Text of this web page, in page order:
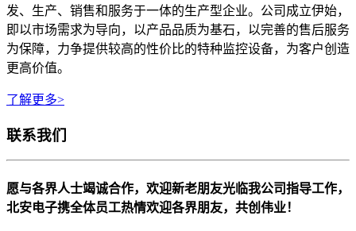
发、生产、销售和服务于一体的生产型企业。公司成立伊始，
即以市场需求为导向，以产品品质为基石，以完善的售后服务
为保障，力争提供较高的性价比的特种监控设备，为客户创造
更高价值。
了解更多>
联系我们
愿与各界人士竭诚合作，欢迎新老朋友光临我公司指导工作，
北安电子携全体员工热情欢迎各界朋友，共创伟业！